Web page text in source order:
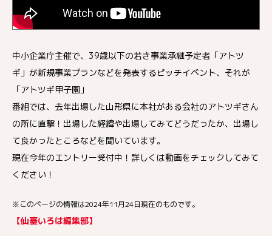
中小企業庁主催で、39歳以下の若き事業承継予定者「アトツ
ギ」が新規事業プランなどを発表するピッチイベント、それが
「アトツギ甲子園」
番組では、去年出場した山形県に本社がある会社のアトツギさん
の所に直撃！出場した経緯や出場してみてどうだったか、出場し
て良かったところなどを聞いています。
現在今年のエントリー受付中！詳しくは動画をチェックしてみて
ください！
※このページの情報は2024年11月24日現在のものです。
【仙臺いろは編集部】